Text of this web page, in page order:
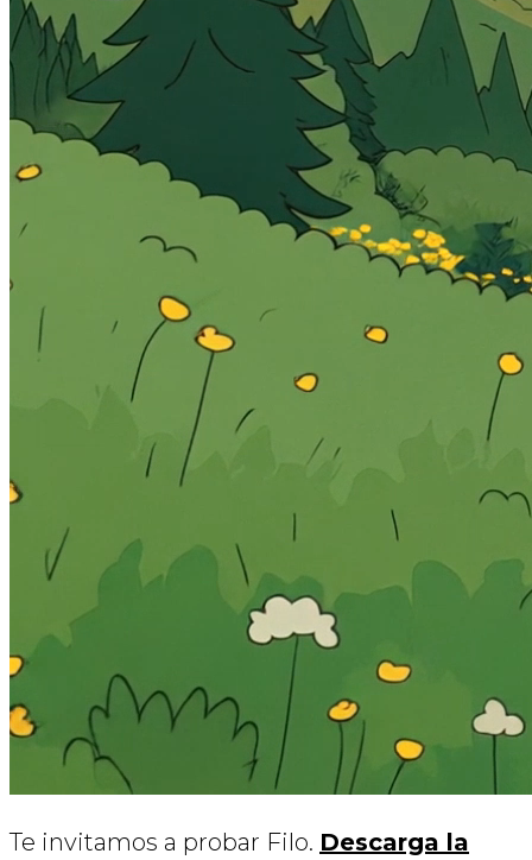
Te invitamos a probar Filo. Descarga la